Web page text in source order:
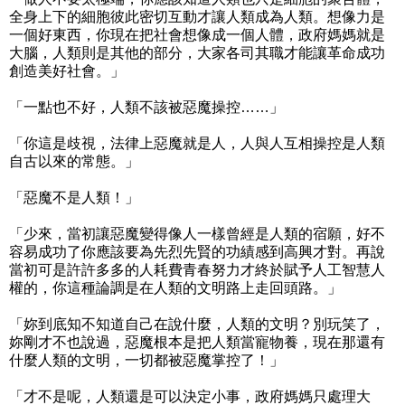
全身上下的細胞彼此密切互動才讓人類成為人類。想像力是
一個好東西，你現在把社會想像成一個人體，政府媽媽就是
大腦，人類則是其他的部分，大家各司其職才能讓革命成功
創造美好社會。」
「一點也不好，人類不該被惡魔操控……」
「你這是歧視，法律上惡魔就是人，人與人互相操控是人類
自古以來的常態。」
「惡魔不是人類！」
「少來，當初讓惡魔變得像人一樣曾經是人類的宿願，好不
容易成功了你應該要為先烈先賢的功績感到高興才對。再說
當初可是許許多多的人耗費青春努力才終於賦予人工智慧人
權的，你這種論調是在人類的文明路上走回頭路。」
「妳到底知不知道自己在說什麼，人類的文明？別玩笑了，
妳剛才不也說過，惡魔根本是把人類當寵物養，現在那還有
什麼人類的文明，一切都被惡魔掌控了！」
「才不是呢，人類還是可以決定小事，政府媽媽只處理大